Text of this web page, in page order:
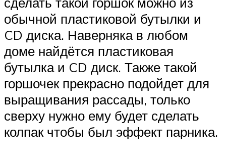
обычной пластиковой бутылки и
CD диска. Наверняка в любом
доме найдётся пластиковая
бутылка и CD диск. Также такой
горшочек прекрасно подойдет для
выращивания рассады, только
сверху нужно ему будет сделать
колпак чтобы был эффект парника.